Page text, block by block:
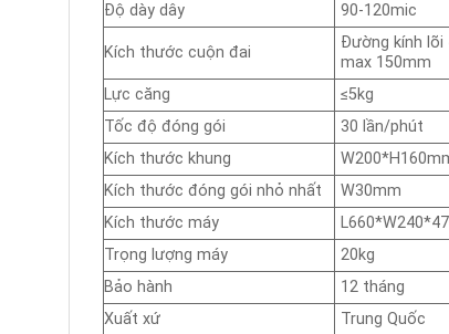
Độ dày dây
90-120mic
Kích thước cuộn đai
Đường kính lõi
max 150mm
Lực căng
≤5kg
Tốc độ đóng gói
30 lần/phút
Kích thước khung
Kích thước đóng gói nhỏ nhất
W30mm
Kích thước máy
Trọng lượng máy
20kg
Bảo hành
12 tháng
Xuất xứ
Trung Quốc